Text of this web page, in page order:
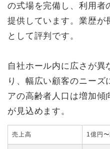
の式場を完備し、利用者
提供しています。業歴が
として評判です。
自社ホール内に広さが異
り、幅広い顧客のニーズ
アの高齢者人口は増加傾
が見込めます。
売上高 1億円